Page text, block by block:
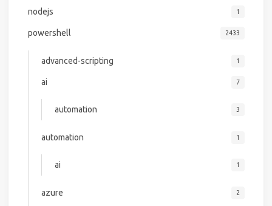
nodejs 1
powershell 2433
advanced-scripting 1
ai 7
automation 3
automation 1
ai 1
azure 2